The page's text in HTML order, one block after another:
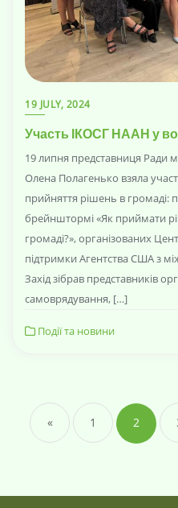
19 JULY, 2024
Участь ІКОСГ НААН у
19 липня представниця Ради
Олена Полагенько взяла
прийняття рішень в громаді:
брейнштормі «Як приймати
громаді?», організованих
підтримки Агентства США з
Захід зібрав представників
самоврядування, […]
Події та новини
« 1 2